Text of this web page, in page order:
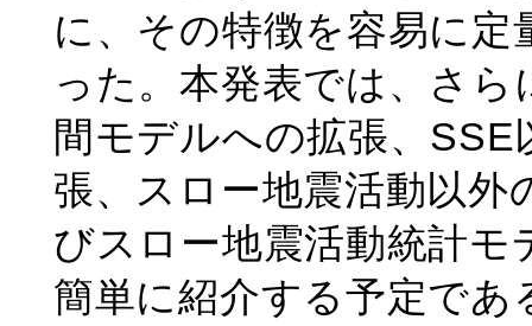
に、その特徴を容易に
った。本発表では、さ
間モデルへの拡張、
張、スロー地震活動以外
びスロー地震活動統計
簡単に紹介する予定であ